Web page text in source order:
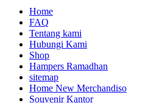
Home
FAQ
Tentang kami
Hubungi Kami
Shop
Hampers Ramadhan
sitemap
Home New Merchandiso
Souvenir Kantor